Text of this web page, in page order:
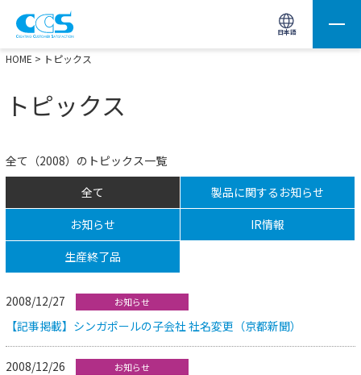
日本語
画像処理用の製品検索 サイト内検索(Enterで実行)
HOME > トピックス
トピックス
全て（2008）のトピックス一覧
全て
製品に関するお知らせ
お知らせ
IR情報
生産終了品
2008/12/27 お知らせ
【記事掲載】シンガポールの子会社 社名変更（京都新聞）
2008/12/26 お知らせ